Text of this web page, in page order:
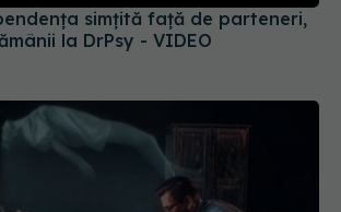
la DrPsy - VIDEO